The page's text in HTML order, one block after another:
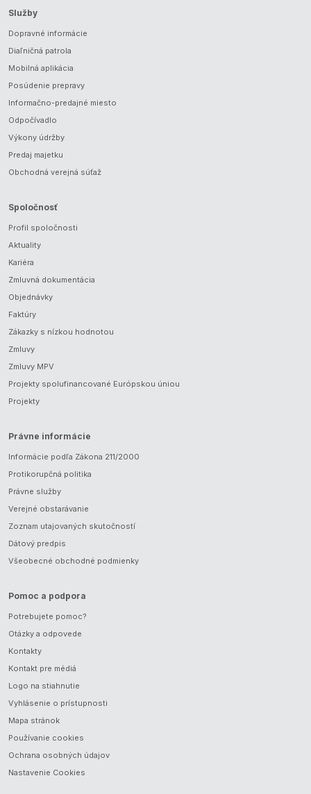
Služby
Dopravné informácie
Diaľničná patrola
Mobilná aplikácia
Posúdenie prepravy
Informačno-predajné miesto
Odpočívadlo
Výkony údržby
Predaj majetku
Obchodná verejná súťaž
Spoločnosť
Profil spoločnosti
Aktuality
Kariéra
Zmluvná dokumentácia
Objednávky
Faktúry
Zákazky s nízkou hodnotou
Zmluvy
Zmluvy MPV
Projekty spolufinancované Európskou úniou
Projekty
Právne informácie
Informácie podľa Zákona 211/2000
Protikorupčná politika
Právne služby
Verejné obstarávanie
Zoznam utajovaných skutočností
Dátový predpis
Všeobecné obchodné podmienky
Pomoc a podpora
Potrebujete pomoc?
Otázky a odpovede
Kontakty
Kontakt pre médiá
Logo na stiahnutie
Vyhlásenie o prístupnosti
Mapa stránok
Používanie cookies
Ochrana osobných údajov
Nastavenie Cookies